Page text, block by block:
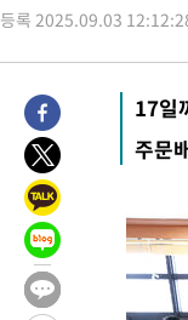
-2340초 전 >11시간 압수
-1362초 전 >[속보]규제
태 후임
-31454초 전 >
이강인,
-28593초 전 >
미 사업
하향수정 (2보)
-28041초 전 >
[속보] 미
-23904초 전 >
실천"
-22989초 전 >
이란, "오
운드는 임시"
-14557초 전 >
"낮 기온
-14521초 전 >
[속보]이
등록 2025.09.03
17일
주문